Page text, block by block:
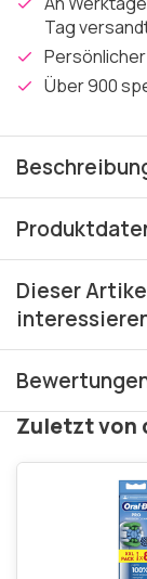
Tag
Über 900
Dieser
Zuletzt von